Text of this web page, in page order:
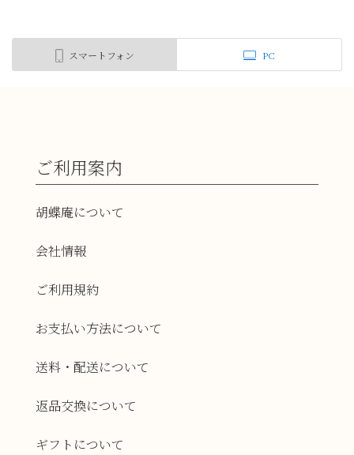
スマートフォン PC
ご利用案内
胡蝶庵について
会社情報
ご利用規約
お支払い方法について
送料・配送について
返品交換について
ギフトについて